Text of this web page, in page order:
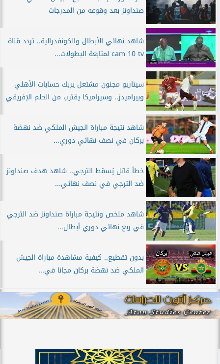
صنداونز بعد وقوعه من المدرجات
شاهد نهائي الأبطال والكونفدرالية.. تردد قناة
cam 10 tv لمتابعة البطولات...
سيناريو مجنون مشتعل يربك حسابات الأهلي
وبيراميدز.. وسيراميكا يقترب من الحلم الإفريقي
شاهد نتيجة مباراة الجيش الملكي ضد نهضة
بركان في نصف نهائي دوري...
خطأ قاتل يُسقط الترجي.. شاهد هدف صنداونز
ضد الترجي في نصف نهائي...
شاهد ملخص ونتيجة مباراة صنداونز ضد الترجي
في ربع نهائي دوري أبطال...
بدون تقطيع.. كيفية مشاهدة مباراة الجيش
الملكي ضد نهضة بركان مجانا في...